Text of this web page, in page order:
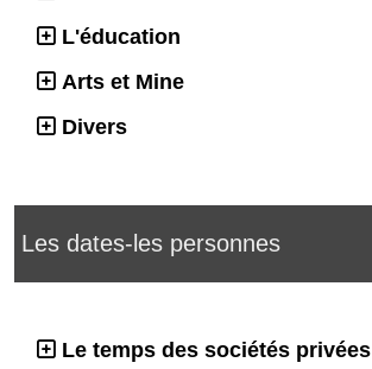
L'éducation
Arts et Mine
Divers
Les dates-les personnes
Le temps des sociétés privées